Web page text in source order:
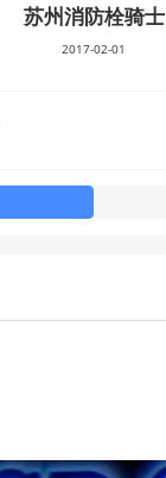
苏州消防栓骑士
2017-02-01